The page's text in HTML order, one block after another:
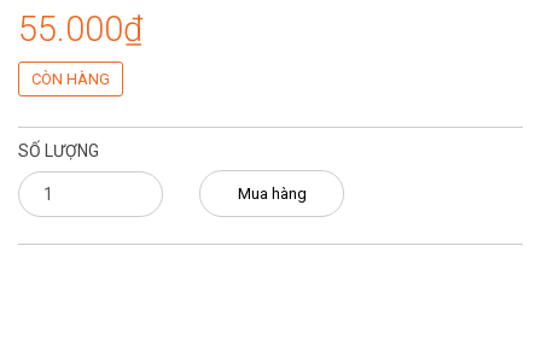
55.000₫
CÒN HÀNG
SỐ LƯỢNG
Mua hàng